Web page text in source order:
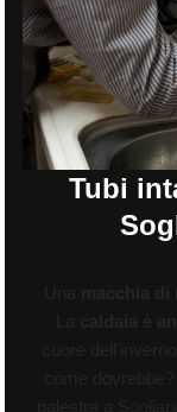
Tubi